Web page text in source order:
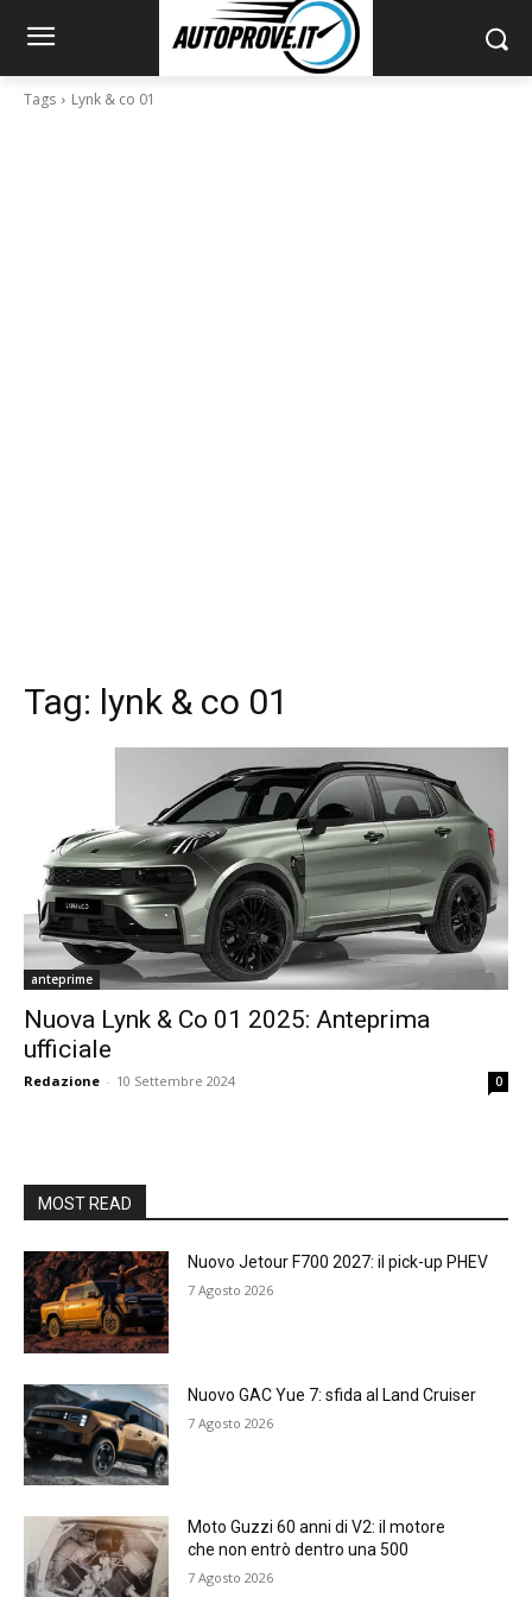
Tags Lynk & co 01
Tag: lynk & co 01
anteprime
Nuova Lynk & Co 01 2025: Anteprima
ufficiale
Redazione - 10 Settembre 2024 0
MOST READ
Nuovo Jetour F700 2027: il pick-up PHEV
7 Agosto 2026
Nuovo GAC Yue 7: sfida al Land Cruiser
7 Agosto 2026
Moto Guzzi 60 anni di V2: il motore
che non entrò dentro una 500
7 Agosto 2026